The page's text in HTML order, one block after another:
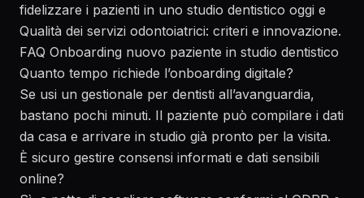
fidelizzare i pazienti in uno studio dentistico oggi e
Qualità dei servizi odontoiatrici: criteri e innovazione.
FAQ Onboarding nuovo paziente in studio dentistico
Quanto tempo richiede l’onboarding digitale?
Se usi un gestionale per dentisti all’avanguardia,
bastano pochi minuti. Il paziente può compilare i dati
da casa e arrivare in studio già pronto per la visita.
È sicuro gestire consensi informati e dati sensibili
online?